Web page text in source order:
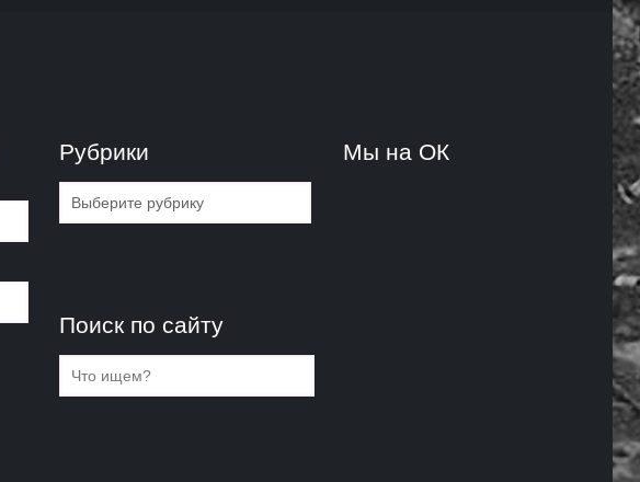
Рубрики
Рубрики
Поиск по сайту
Мы на ОК